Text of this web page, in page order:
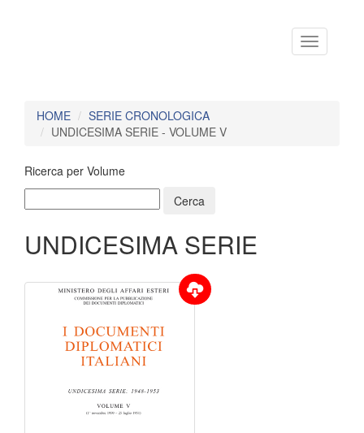
Toggle
navigation
HOME
SERIE CRONOLOGICA
UNDICESIMA SERIE - VOLUME V
Ricerca per Volume
UNDICESIMA SERIE